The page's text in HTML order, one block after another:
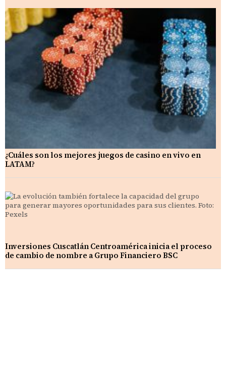
¿Cuáles son los mejores juegos de casino en vivo en
LATAM?
Inversiones Cuscatlán Centroamérica inicia el proceso
de cambio de nombre a Grupo Financiero BSC